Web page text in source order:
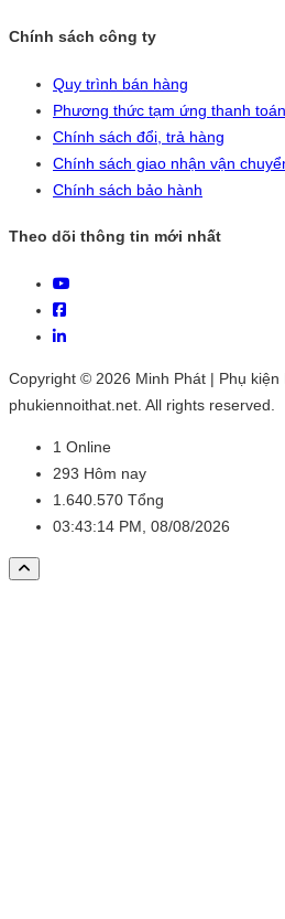
Chính sách công ty
Quy trình bán hàng
Phương thức tạm ứng thanh toán
Chính sách đổi, trả hàng
Chính sách giao nhận vận
Chính sách bảo hành
Theo dõi thông tin mới nhất
Copyright © 2026 Minh Phát | Phụ kiện
phukiennoithat.net. All rights reserved.
1 Online
293 Hôm nay
1.640.570 Tổng
03:43:14 PM, 08/08/2026